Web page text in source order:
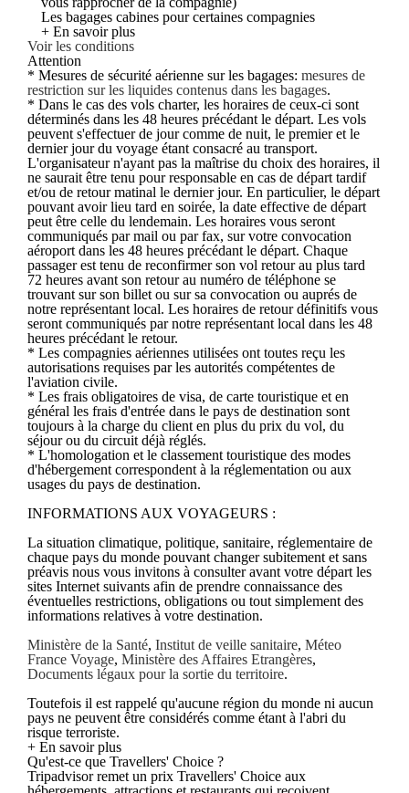
Les bagages cabines pour certaines compagnies
+ En savoir plus
Voir les conditions
Attention
* Mesures de sécurité aérienne sur les bagages: mesures de
restriction sur les liquides contenus dans les bagages.
* Dans le cas des vols charter, les horaires de ceux-ci sont
déterminés dans les 48 heures précédant le départ. Les vols
peuvent s'effectuer de jour comme de nuit, le premier et le
dernier jour du voyage étant consacré au transport.
L'organisateur n'ayant pas la maîtrise du choix des horaires, il
ne saurait être tenu pour responsable en cas de départ tardif
et/ou de retour matinal le dernier jour. En particulier, le départ
pouvant avoir lieu tard en soirée, la date effective de départ
peut être celle du lendemain. Les horaires vous seront
communiqués par mail ou par fax, sur votre convocation
aéroport dans les 48 heures précédant le départ. Chaque
passager est tenu de reconfirmer son vol retour au plus tard
72 heures avant son retour au numéro de téléphone se
trouvant sur son billet ou sur sa convocation ou auprés de
notre représentant local. Les horaires de retour définitifs vous
seront communiqués par notre représentant local dans les 48
heures précédant le retour.
* Les compagnies aériennes utilisées ont toutes reçu les
autorisations requises par les autorités compétentes de
l'aviation civile.
* Les frais obligatoires de visa, de carte touristique et en
général les frais d'entrée dans le pays de destination sont
toujours à la charge du client en plus du prix du vol, du
séjour ou du circuit déjà réglés.
* L'homologation et le classement touristique des modes
d'hébergement correspondent à la réglementation ou aux
usages du pays de destination.
INFORMATIONS AUX VOYAGEURS :
La situation climatique, politique, sanitaire, réglementaire de
chaque pays du monde pouvant changer subitement et sans
préavis nous vous invitons à consulter avant votre départ les
sites Internet suivants afin de prendre connaissance des
éventuelles restrictions, obligations ou tout simplement des
informations relatives à votre destination.
Ministère de la Santé, Institut de veille sanitaire, Méteo
France Voyage, Ministère des Affaires Etrangères,
Documents légaux pour la sortie du territoire.
Toutefois il est rappelé qu'aucune région du monde ni aucun
pays ne peuvent être considérés comme étant à l'abri du
risque terroriste.
+ En savoir plus
Qu'est-ce que Travellers' Choice ?
Tripadvisor remet un prix Travellers' Choice aux